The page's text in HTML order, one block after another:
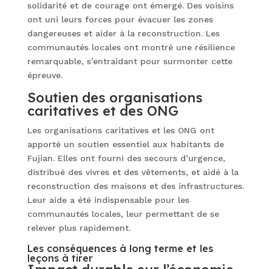
solidarité et de courage ont émergé. Des voisins
ont uni leurs forces pour évacuer les zones
dangereuses et aider à la reconstruction. Les
communautés locales ont montré une résilience
remarquable, s’entraidant pour surmonter cette
épreuve.
Soutien des organisations
caritatives et des ONG
Les organisations caritatives et les ONG ont
apporté un soutien essentiel aux habitants de
Fujian. Elles ont fourni des secours d’urgence,
distribué des vivres et des vêtements, et aidé à la
reconstruction des maisons et des infrastructures.
Leur aide a été indispensable pour les
communautés locales, leur permettant de se
relever plus rapidement.
Les conséquences à long terme et les
leçons à tirer